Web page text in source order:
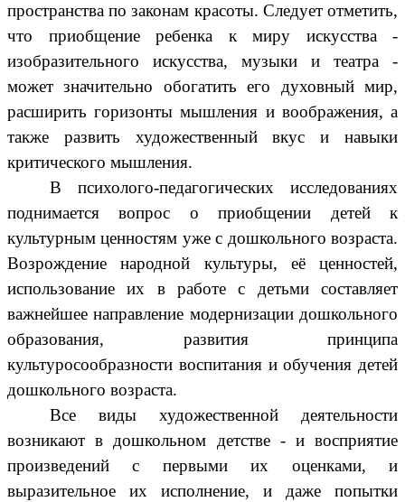
пространства по законам красоты. Следует отметить,
что приобщение ребенка к миру искусства -
изобразительного искусства, музыки и театра -
может значительно обогатить его духовный мир,
расширить горизонты мышления и воображения, а
также развить художественный вкус и навыки
критического мышления.
В психолого-педагогических исследованиях
поднимается вопрос о приобщении детей к
культурным ценностям уже с дошкольного возраста.
Возрождение народной культуры, её ценностей,
использование их в работе с детьми составляет
важнейшее направление модернизации дошкольного
образования, развития принципа
культуросообразности воспитания и обучения детей
дошкольного возраста.
Все виды художественной деятельности
возникают в дошкольном детстве - и восприятие
произведений с первыми их оценками, и
выразительное их исполнение, и даже попытки